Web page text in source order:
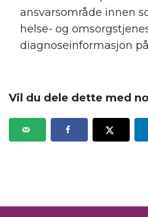
ansvarsområde innen
helse- og
diagnoseinformasjon
Vil du dele dette med